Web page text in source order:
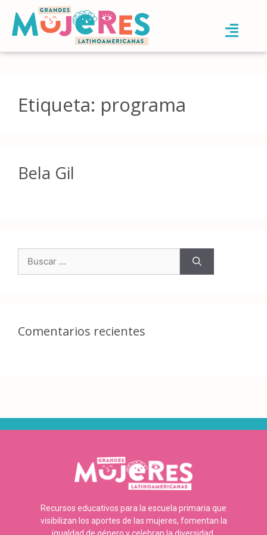
Etiqueta: programa
Bela Gil
Comentarios recientes
Recursos educativos para la escuela primaria que
visibilizan los aportes de las mujeres, fomentan la
igualdad de género y celebran la diversidad.